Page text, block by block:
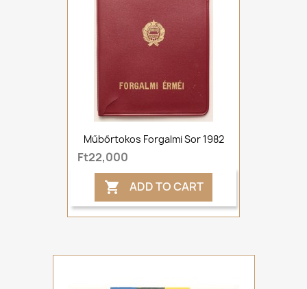
Műbőrtokos Forgalmi Sor 1982
Ft22,000
 ADD TO CART